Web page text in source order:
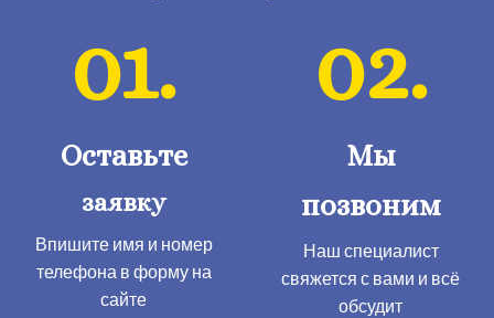
01.
Оставьте
заявку
Впишите имя и номер
телефона в форму на
сайте
02.
Мы
позвоним
Наш специалист
свяжется с вами и всё
обсудит